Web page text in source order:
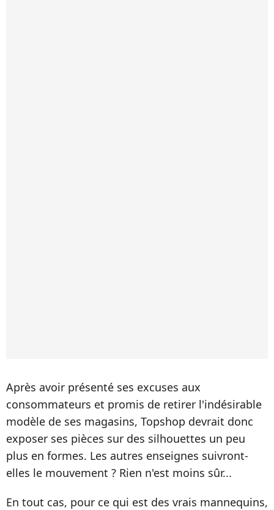
Après avoir présenté ses excuses aux
consommateurs et promis de retirer l'indésirable
modèle de ses magasins, Topshop devrait donc
exposer ses pièces sur des silhouettes un peu
plus en formes. Les autres enseignes suivront-
elles le mouvement ? Rien n'est moins sûr...
En tout cas, pour ce qui est des vrais mannequins,